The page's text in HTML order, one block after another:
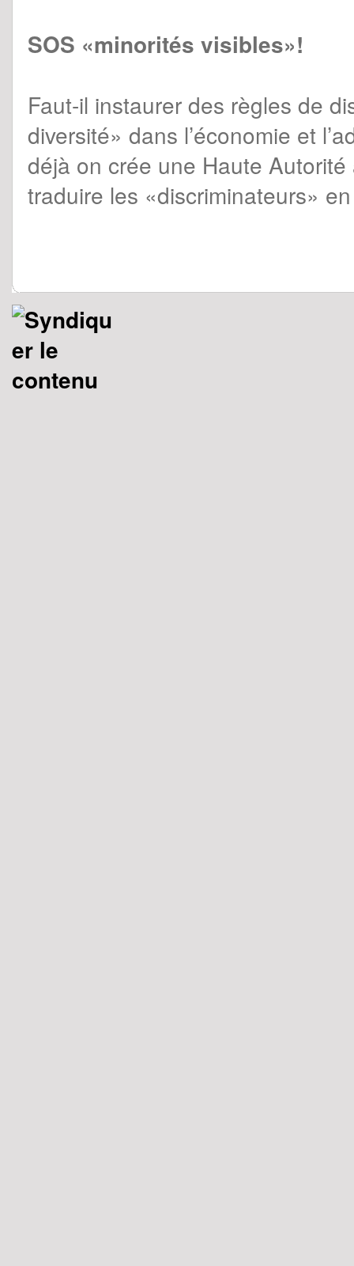
SOS «minorités visibles»!
Faut-il instaurer des règles de
diversité» dans l’économie et
déjà on crée une Haute
traduire les «discriminateurs»